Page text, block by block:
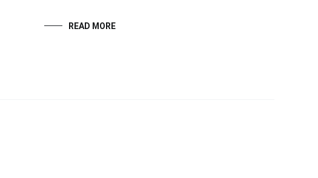
READ MORE